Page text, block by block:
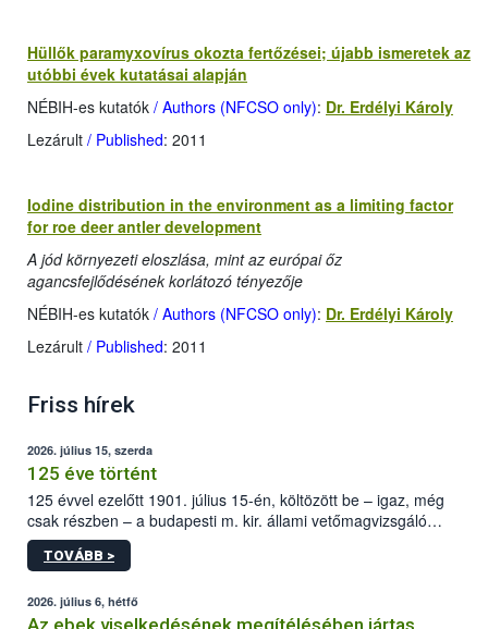
Hüllők paramyxovírus okozta fertőzései; újabb ismeretek az
utóbbi évek kutatásai alapján
NÉBIH-es kutatók / Authors (NFCSO only): Dr. Erdélyi Károly
Lezárult / Published: 2011
Iodine distribution in the environment as a limiting factor
for roe deer antler development
A jód környezeti eloszlása, mint az európai őz
agancsfejlődésének korlátozó tényezője
NÉBIH-es kutatók / Authors (NFCSO only): Dr. Erdélyi Károly
Lezárult / Published: 2011
Friss hírek
2026. július 15, szerda
125 éve történt
125 évvel ezelőtt 1901. július 15-én, költözött be – igaz, még
csak részben – a budapesti m. kir. állami vetőmagvizsgáló
állomás a Kis Rókus utca 15. szám alatti, Czigler Győző által
tervezett új épületébe.
TOVÁBB >
2026. július 6, hétfő
Az ebek viselkedésének megítélésében jártas